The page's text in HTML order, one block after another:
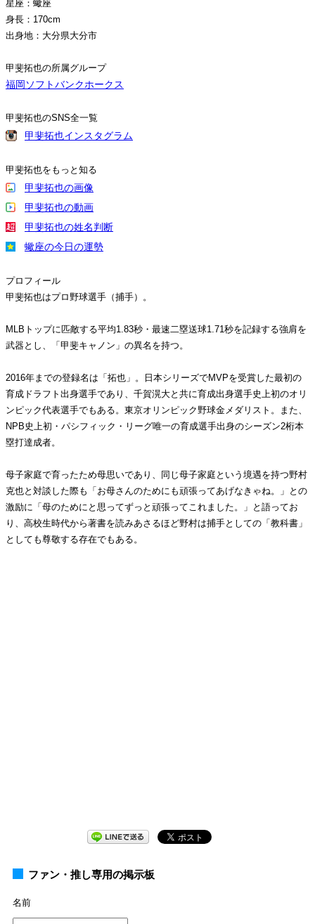
星座：蠍座
身長：170cm
出身地：大分県大分市
甲斐拓也の所属グループ
福岡ソフトバンクホークス
甲斐拓也のSNS全一覧
甲斐拓也インスタグラム
甲斐拓也をもっと知る
甲斐拓也の画像
甲斐拓也の動画
甲斐拓也の姓名判断
蠍座の今日の運勢
プロフィール
甲斐拓也はプロ野球選手（捕手）。
MLBトップに匹敵する平均1.83秒・最速二塁送球1.71秒を記録する強肩を
武器とし、「甲斐キャノン」の異名を持つ。
2016年までの登録名は「拓也」。日本シリーズでMVPを受賞した最初の
育成ドラフト出身選手であり、千賀滉大と共に育成出身選手史上初のオリ
ンピック代表選手でもある。東京オリンピック野球金メダリスト。また、
NPB史上初・パシフィック・リーグ唯一の育成選手出身のシーズン2桁本
塁打達成者。
母子家庭で育ったため母思いであり、同じ母子家庭という境遇を持つ野村
克也と対談した際も「お母さんのためにも頑張ってあげなきゃね。」との
激励に「母のためにと思ってずっと頑張ってこれました。」と語ってお
り、高校生時代から著書を読みあさるほど野村は捕手としての「教科書」
としても尊敬する存在でもある。
ファン・推し専用の掲示板
名前